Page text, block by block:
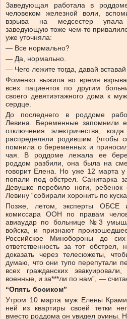
Заведующая работала в
человеком железной воли,
взрыва на медсестер упала
заведующую тоже чем-то
уже уточняла:
— Все нормально?
— Да, нормально.
— Чего лежите тогда, давай вставай
Фоменко выжила во время
всех пациенток по другим
своего девятиэтажного дома к
сердце.
До последнего в роддоме
Левина. Беременные запомнили
отключения электричества,
распределяли родившим (чтобы
помнила о беременных и
чая. В роддоме лежала ее
роддом разбили, она была на
говорит Елена. Но уже 12 марта
попали под обстрел. Санитарка
Девушке перебило ноги,
Левину “собирали хоронить по
Позже, летом, эксперты ОБСЕ
комиссара ООН по правам
авиаудар по больнице №3
войска, и признают
Российское Минобороны до
ответственность за тот обстрел,
доказать через телесюжеты,
думаю, что они тупо перепутали
всех гражданских
военные, и за***ли по нам”, —
“Опять босиком”
Утром 10 марта муж Елены
ней из квартиры своей тетки
вместо роддома он увидел руины.